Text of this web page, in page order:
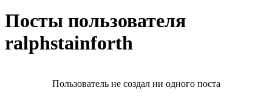
Посты пользователя
ralphstainforth
Пользователь не создал ни одного поста